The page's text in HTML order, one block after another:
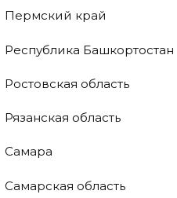
Пермский край
Республика Башкортостан
Ростовская область
Рязанская область
Самара
Самарская область